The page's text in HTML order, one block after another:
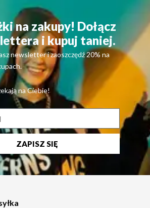
na zakupy! Dołącz
i kupuj taniej.
newsletter i zaoszczędź 20% na
na Ciebie!
ZAPISZ SIĘ